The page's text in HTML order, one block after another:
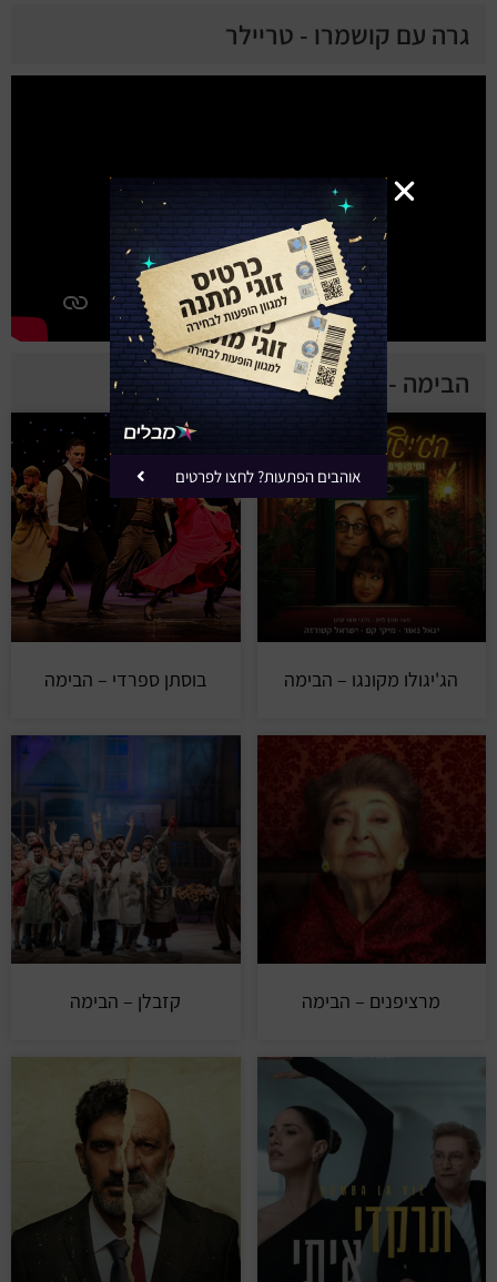
גרה עם קושמרו - טריילר
הבימה - הצגות נוספות
הג'יגולו מקונגו – הבימה בוסתן ספרדי – הבימה
מרציפנים – הבימה קזבלן – הבימה
אוהבים הפתעות? לחצו לפרטים